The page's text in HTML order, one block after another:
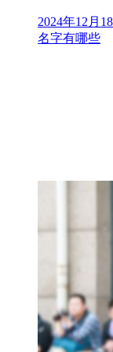
2024年12月
名字有哪些